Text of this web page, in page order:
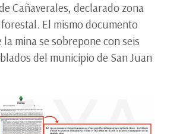
Cañaverales, declarado zona
El mismo documento
mina se sobrepone con seis
del municipio de San Juan